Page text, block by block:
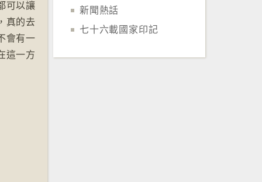
可以讓
真的去
會有一
這一方
新聞熱話
七十六載國家印記